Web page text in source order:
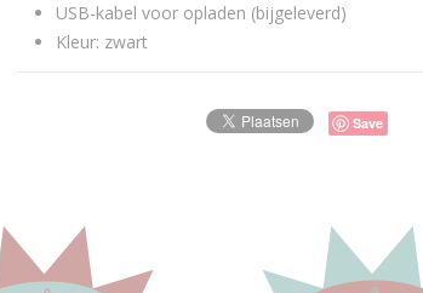
USB-kabel voor opladen (bijgeleverd)
Kleur: zwart
Save